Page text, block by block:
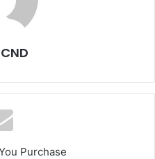
Purchase